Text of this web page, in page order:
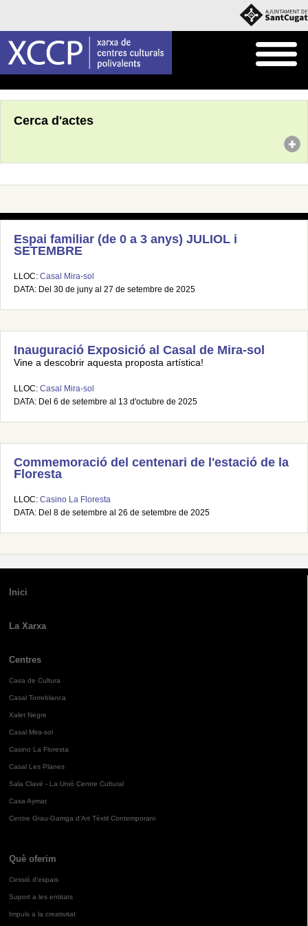
Cerca d'actes
Espai familiar (de 0 a 3 anys) JULIOL i
SETEMBRE
LLOC: Casal Mira-sol
DATA: Del 30 de juny al 27 de setembre de 2025
Inauguració Exposició al Casal de Mira-sol
Vine a descobrir aquesta proposta artística!
LLOC: Casal Mira-sol
DATA: Del 6 de setembre al 13 d'octubre de 2025
Commemoració del centenari de l'estació de la
Floresta
LLOC: Casino La Floresta
DATA: Del 8 de setembre al 26 de setembre de 2025
Inici
La Xarxa
Centres
Casa de Cultura
Casal Torreblanca
Xalet Negre
Casal Mira-sol
Casino La Floresta
Casal Les Planes
Sala Clavé - La Unió Centre Cultural
Casa Aymat
Centre Grau-Garriga d'Art Tèxtil Contemporani
Què oferim
Cessió d'espais
Suport a les entitats
Impuls a la creativitat